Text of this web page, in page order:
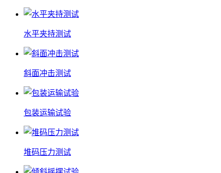
水平夹持测试
斜面冲击测试
包装运输试验
堆码压力测试